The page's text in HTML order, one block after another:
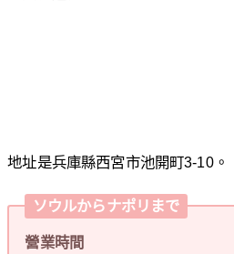
地址是兵庫縣西宮市池開町3-10。
ソウルからナポリまで
營業時間